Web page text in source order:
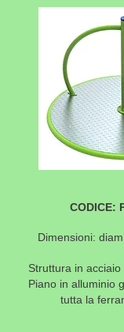
CODICE:
Dimensioni:
Struttura in acciaio
Piano in alluminio
tutta la